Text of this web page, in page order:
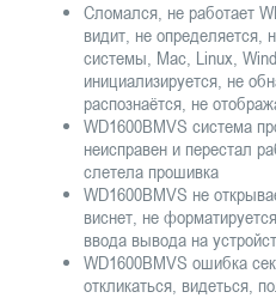
Сломался, не работает
видит, не определяется,
системы, Mac, Linux,
инициализируется, не
распознаётся, не
WD1600BMVS система
неисправен и перестал
слетела прошивка
WD1600BMVS не
виснет, не
ввода вывода на
WD1600BMVS ошибка
откликаться, видеться,